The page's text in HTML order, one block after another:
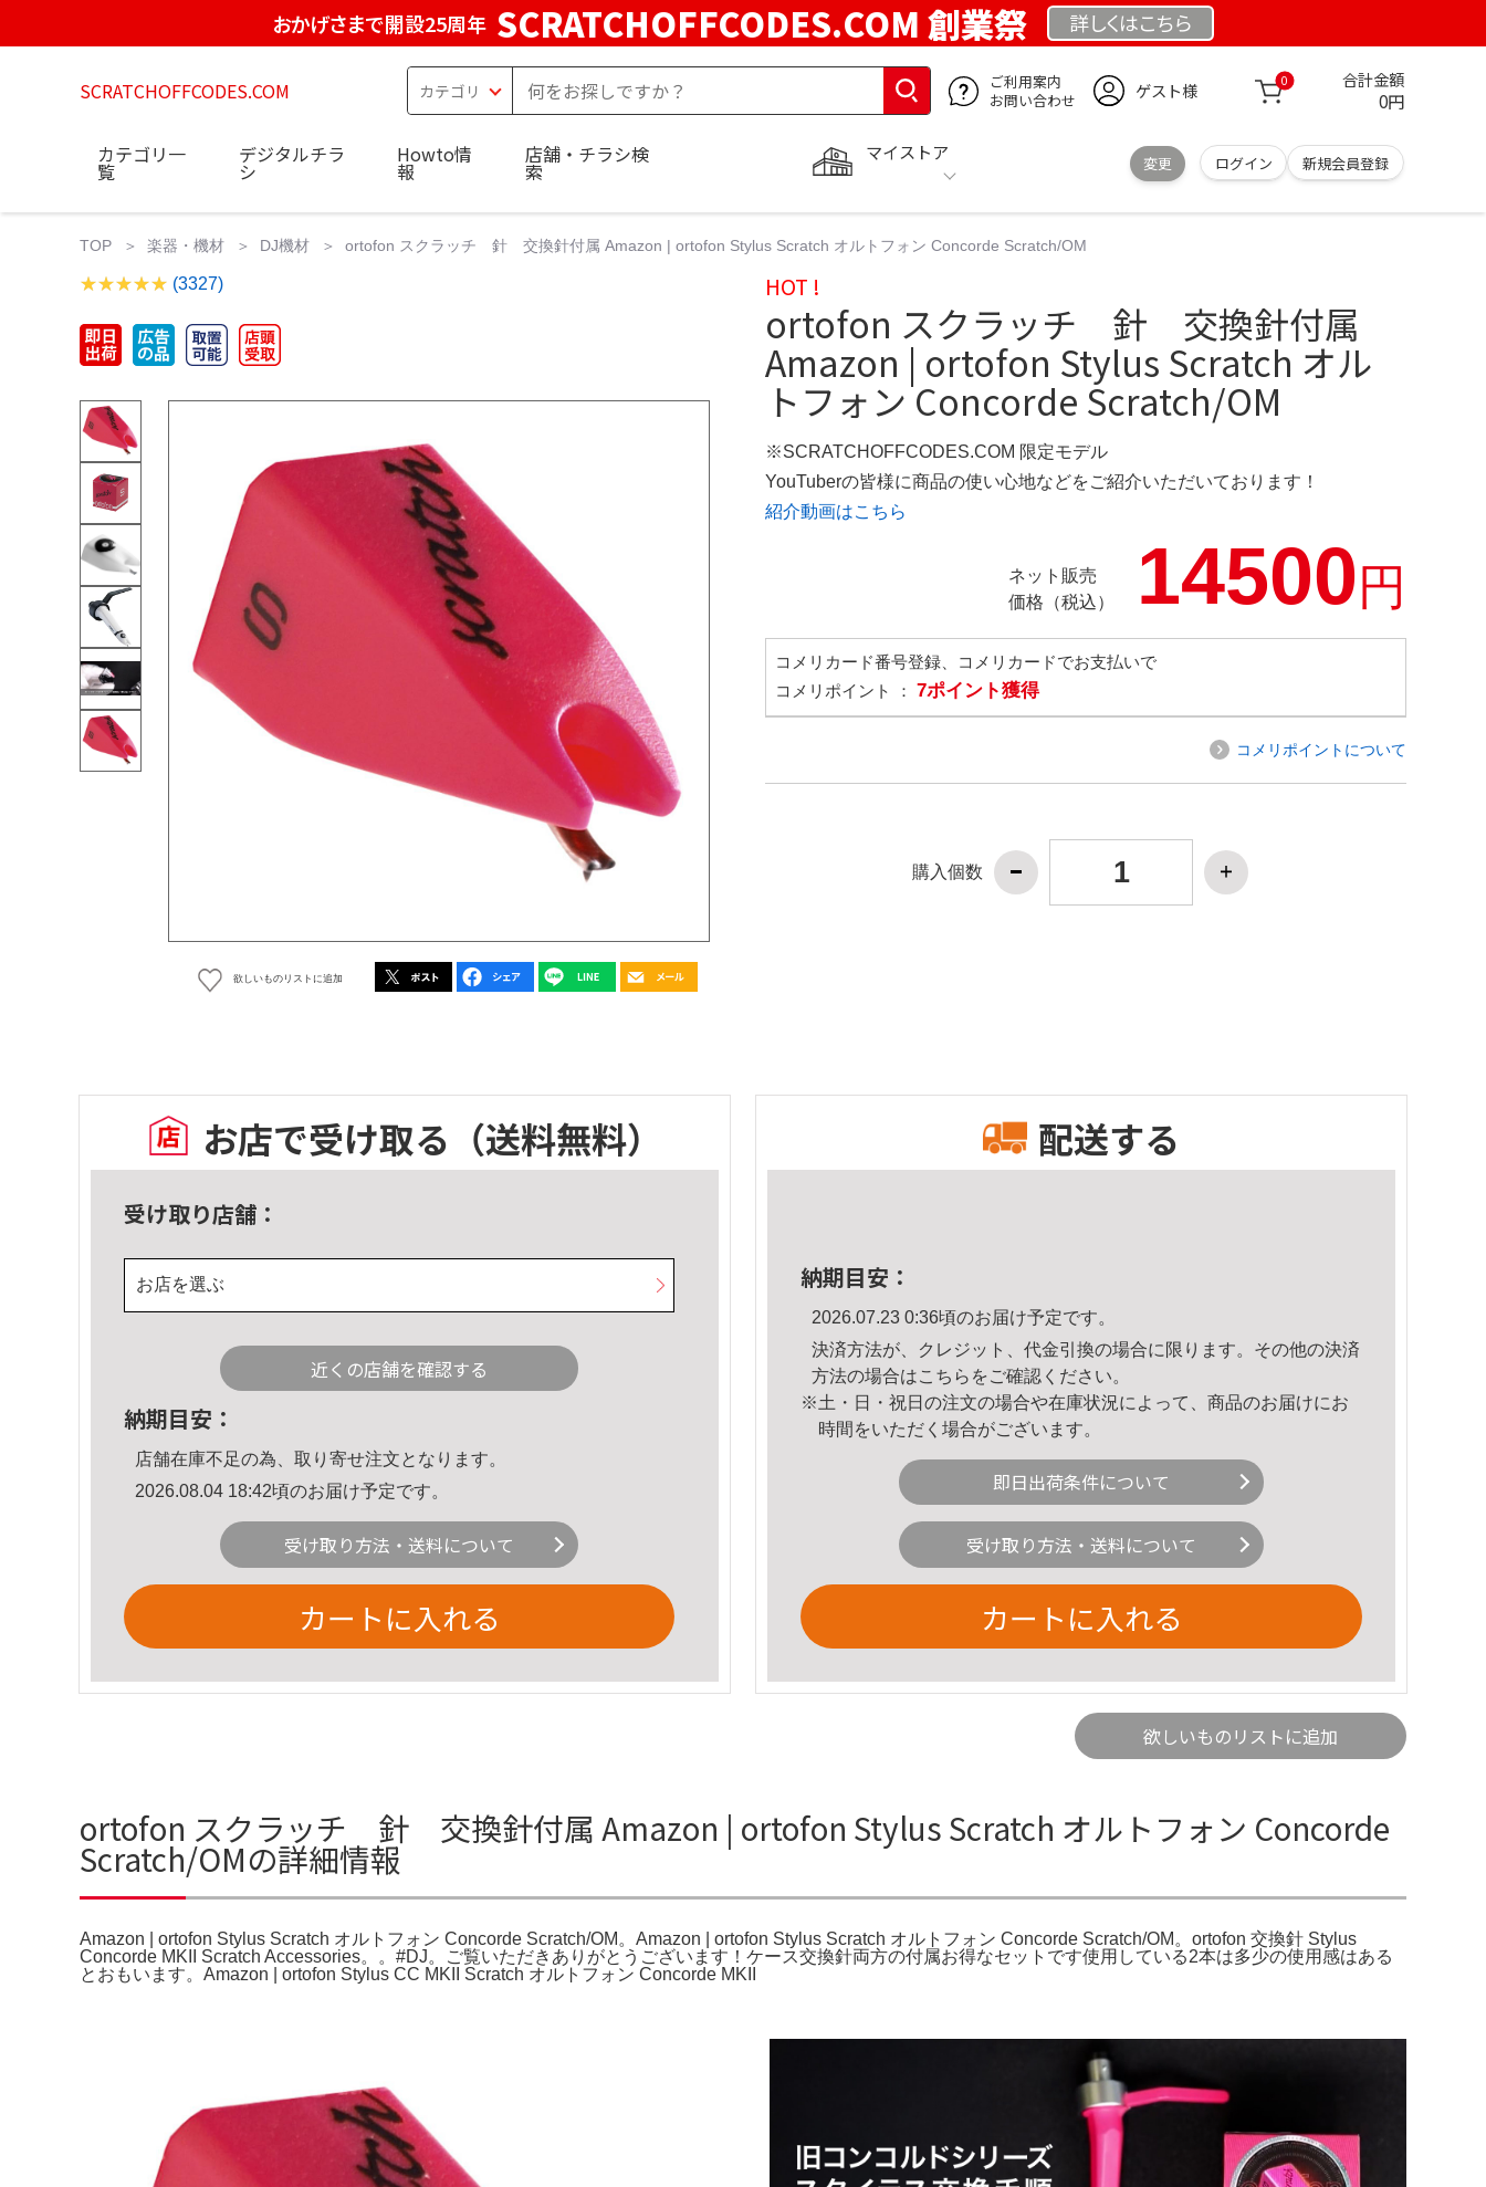
おかげさまで開設25周年 SCRATCHOFFCODES.COM 創業祭 詳しくはこちら
SCRATCHOFFCODES.COM
ご利用案内
お問い合わせ
ゲスト様 0 合計金額
0円
マイストア
変更 ログイン 新規会員登録
カテゴリ一
覧
デジタルチラ
シ
Howto情
報
店舗・チラシ検
索
TOP 楽器・機材 DJ機材 ortofon スクラッチ 針 交換針付属 Amazon | ortofon Stylus Scratch オルトフォン Concorde Scratch/OM
(3327)
欲しいものリストに追加
HOT !
ortofon スクラッチ 針 交換針付属
Amazon | ortofon Stylus Scratch オル
トフォン Concorde Scratch/OM
※SCRATCHOFFCODES.COM 限定モデル
YouTuberの皆様に商品の使い心地などをご紹介いただいております！
紹介動画はこちら
ネット販売
価格（税込）
14500円
コメリカード番号登録、コメリカードでお支払いで
コメリポイント ： 7ポイント獲得
コメリポイントについて
購入個数
お店で受け取る （送料無料）
受け取り店舗：
お店を選ぶ
近くの店舗を確認する
納期目安：
店舗在庫不足の為、取り寄せ注文となります。
2026.08.04 18:42頃のお届け予定です。
受け取り方法・送料について
カートに入れる
配送する
納期目安：
2026.07.23 0:36頃のお届け予定です。
決済方法が、クレジット、代金引換の場合に限ります。その他の決済
方法の場合はこちら をご確認ください。
※土・日・祝日の注文の場合や在庫状況によって、商品のお届けにお
時間をいただく場合がございます。
即日出荷条件について
受け取り方法・送料について
カートに入れる
欲しいものリストに追加
ortofon スクラッチ 針 交換針付属 Amazon | ortofon Stylus Scratch オルトフォン Concorde
Scratch/OMの詳細情報
Amazon | ortofon Stylus Scratch オルトフォン Concorde Scratch/OM。Amazon | ortofon Stylus Scratch オルトフォン Concorde Scratch/OM。ortofon 交換針 Stylus
Concorde MKII Scratch Accessories。。#DJ。ご覧いただきありがとうございます！ケース交換針両方の付属お得なセットです使用している2本は多少の使用感はある
とおもいます。Amazon | ortofon Stylus CC MKII Scratch オルトフォン Concorde MKII